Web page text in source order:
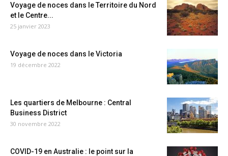
Voyage de noces dans le Territoire du Nord
et le Centre...
25 janvier 2023
Voyage de noces dans le Victoria
19 décembre 2022
Les quartiers de Melbourne : Central
Business District
30 novembre 2022
COVID-19 en Australie : le point sur la